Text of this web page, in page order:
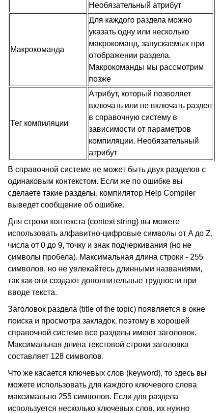
Необязательный атрибут
Макрокоманда
Для каждого раздела можно
указать одну или несколько
макрокоманд, запускаемых при
отображении раздела.
Макрокоманды мы рассмотрим
позже
Тег компиляции
Атрибут, который позволяет
включать или не включать раздел
в справочную систему в
зависимости от параметров
компиляции. Необязательный
атрибут
В справочной системе не может быть двух разделов с
одинаковым контекстом. Если же по ошибке вы
сделаете такие разделы, компилятор Help Compiler
выведет сообщение об ошибке.
Для строки контекста (context string) вы можете
использовать алфавитно-цифровые символы от A до Z,
числа от 0 до 9, точку и знак подчеркивания (но не
символы пробела). Максимальная длина строки - 255
символов, но не увлекайтесь длинными названиями,
так как они создают дополнительные трудности при
вводе текста.
Заголовок раздела (title of the topic) появляется в окне
поиска и просмотра закладок, поэтому в хорошей
справочной системе все разделы имеют заголовок.
Максимальная длина текстовой строки заголовка
составляет 128 символов.
Что же касается ключевых слов (keyword), то здесь вы
можете использовать для каждого ключевого слова
максимально 255 символов. Если для раздела
используется несколько ключевых слов, их нужно